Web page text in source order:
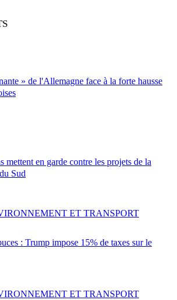
» de l'Allemagne face à la forte hausse
mettent en garde contre les projets de la
Sud
: Trump impose 15% de taxes sur le
ET TRANSPORT
ET TRANSPORT